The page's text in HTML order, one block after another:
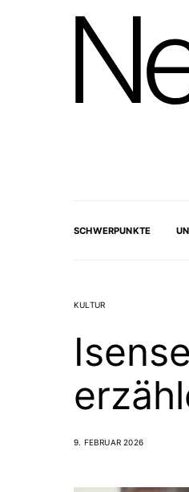
SCHWERPUNKTE
KULTUR
9. FEBRUAR 2026